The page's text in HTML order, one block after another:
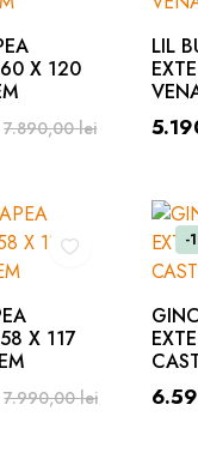
X 120
7.890,00lei
LIL
X 117
7.990,00lei
-